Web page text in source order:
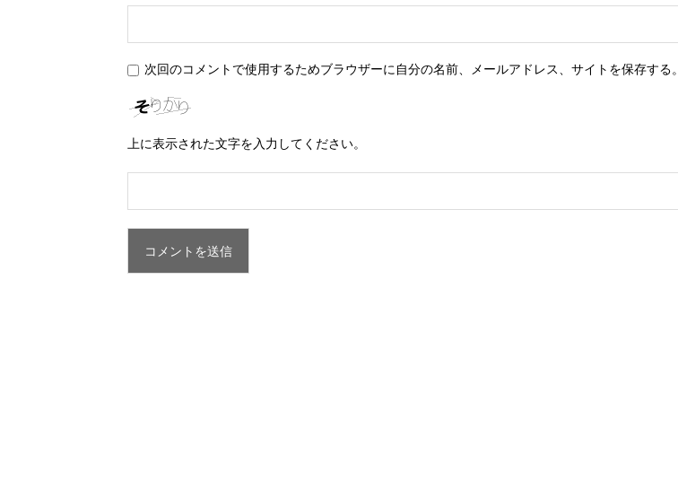
次回のコメントで使用するためブラウザーに自分の名前、メールアドレス、サイトを保存する。
上に表示された文字を入力してください。